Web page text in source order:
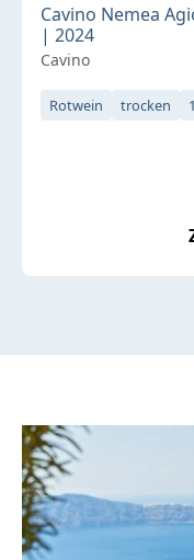
Cavino Nemea
| 2024
Cavino
Rotwein trocken